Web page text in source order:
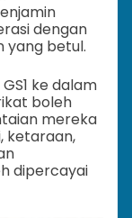
dengan
yang betul.
ke dalam
boleh
mereka
ketaraan,
dipercayai